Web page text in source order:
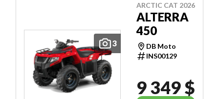
3
ARCTIC CAT 2026
ALTERRA
450
DB Moto
INS00129
9 349 $